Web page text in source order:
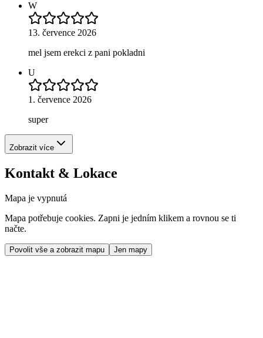
W
13. července 2026
mel jsem erekci z pani pokladni
U
1. července 2026
super
Zobrazit více
Kontakt & Lokace
Mapa je vypnutá
Mapa potřebuje cookies. Zapni je jedním klikem a rovnou se ti
načte.
Povolit vše a zobrazit mapu Jen mapy